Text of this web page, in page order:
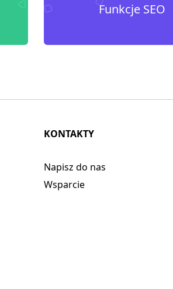
Funkcje SEO
KONTAKTY
Napisz do nas
Wsparcie